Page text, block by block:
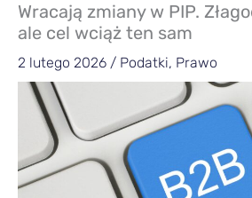
Wracają zmiany w PIP.
ale cel wciąż ten sam
2 lutego 2026 / Podatki, Prawo